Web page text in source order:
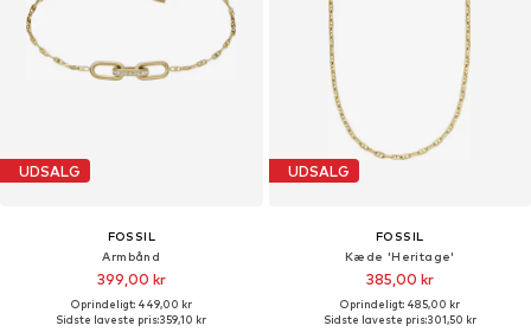
UDSALG
FOSSIL
Armbånd
399,00 kr
Oprindeligt: 449,00 kr
Sidste laveste pris:359,10 kr
UDSALG
FOSSIL
Kæde 'Heritage'
385,00 kr
Oprindeligt: 485,00 kr
Sidste laveste pris:301,50 kr